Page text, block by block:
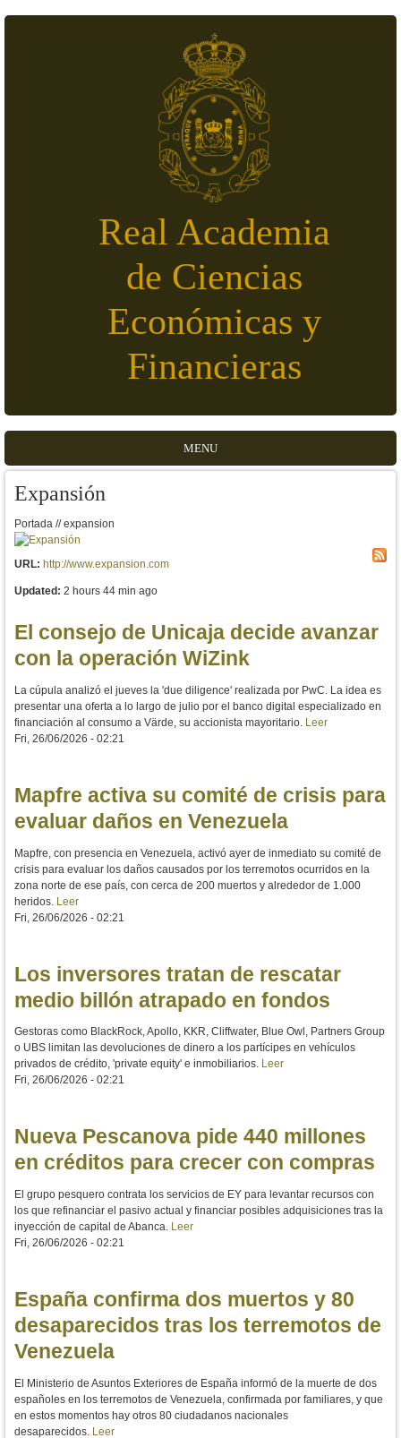
Real Academia
de Ciencias
Económicas y
Financieras
MENU
Expansión
Portada // expansion
URL: http://www.expansion.com
Updated: 2 hours 44 min ago
El consejo de Unicaja decide avanzar
con la operación WiZink
La cúpula analizó el jueves la 'due diligence' realizada por PwC. La idea es
presentar una oferta a lo largo de julio por el banco digital especializado en
financiación al consumo a Värde, su accionista mayoritario. Leer
Fri, 26/06/2026 - 02:21
Mapfre activa su comité de crisis para
evaluar daños en Venezuela
Mapfre, con presencia en Venezuela, activó ayer de inmediato su comité de
crisis para evaluar los daños causados por los terremotos ocurridos en la
zona norte de ese país, con cerca de 200 muertos y alrededor de 1.000
heridos. Leer
Fri, 26/06/2026 - 02:21
Los inversores tratan de rescatar
medio billón atrapado en fondos
Gestoras como BlackRock, Apollo, KKR, Cliffwater, Blue Owl, Partners Group
o UBS limitan las devoluciones de dinero a los partícipes en vehículos
privados de crédito, 'private equity' e inmobiliarios. Leer
Fri, 26/06/2026 - 02:21
Nueva Pescanova pide 440 millones
en créditos para crecer con compras
El grupo pesquero contrata los servicios de EY para levantar recursos con
los que refinanciar el pasivo actual y financiar posibles adquisiciones tras la
inyección de capital de Abanca. Leer
Fri, 26/06/2026 - 02:21
España confirma dos muertos y 80
desaparecidos tras los terremotos de
Venezuela
El Ministerio de Asuntos Exteriores de España informó de la muerte de dos
españoles en los terremotos de Venezuela, confirmada por familiares, y que
en estos momentos hay otros 80 ciudadanos nacionales
desaparecidos. Leer